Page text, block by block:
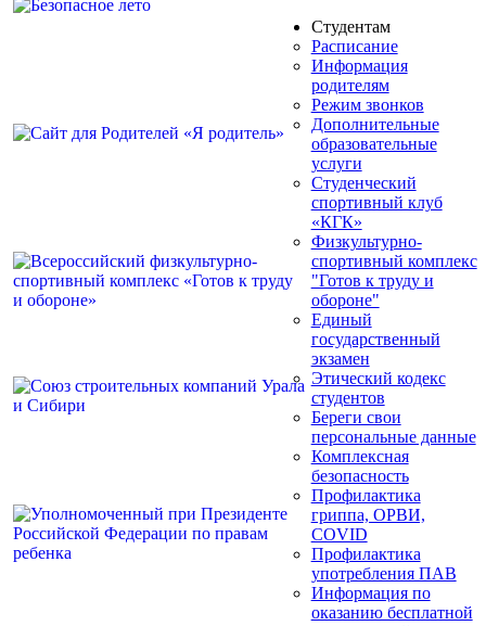
Студентам
Расписание
Информация
родителям
Режим звонков
Дополнительные
образовательные
услуги
Студенческий
спортивный клуб
«КГК»
Физкультурно-
спортивный комплекс
"Готов к труду и
обороне"
Единый
государственный
экзамен
Этический кодекс
студентов
Береги свои
персональные данные
Комплексная
безопасность
Профилактика
гриппа, ОРВИ,
COVID
Профилактика
употребления ПАВ
Информация по
оказанию бесплатной